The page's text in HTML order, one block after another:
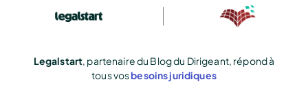
Legalstart, partenaire du Blog du Dirigeant, répond à
tous vosbesoins juridiques